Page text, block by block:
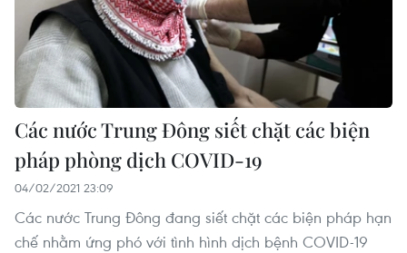
Các nước Trung Đông siết chặt các biện
pháp phòng dịch COVID-19
04/02/2021 23:09
Các nước Trung Đông đang siết chặt các biện pháp hạn
chế nhằm ứng phó với tình hình dịch bệnh COVID-19